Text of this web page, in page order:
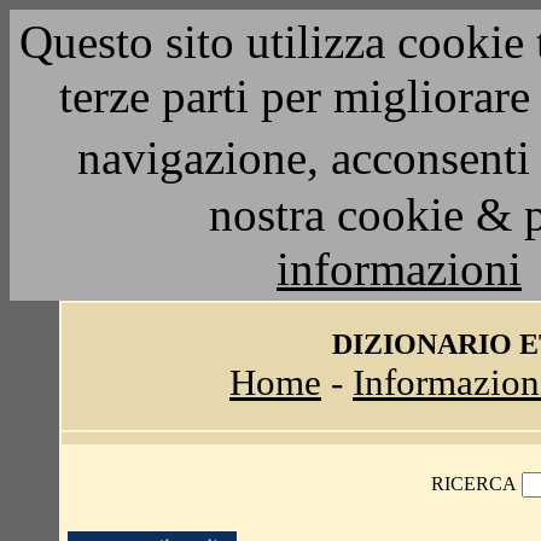
Questo sito utilizza
terze parti per
navigazione,
nostra cookie &
informazioni
DIZIONARIO
Home -
RICERCA